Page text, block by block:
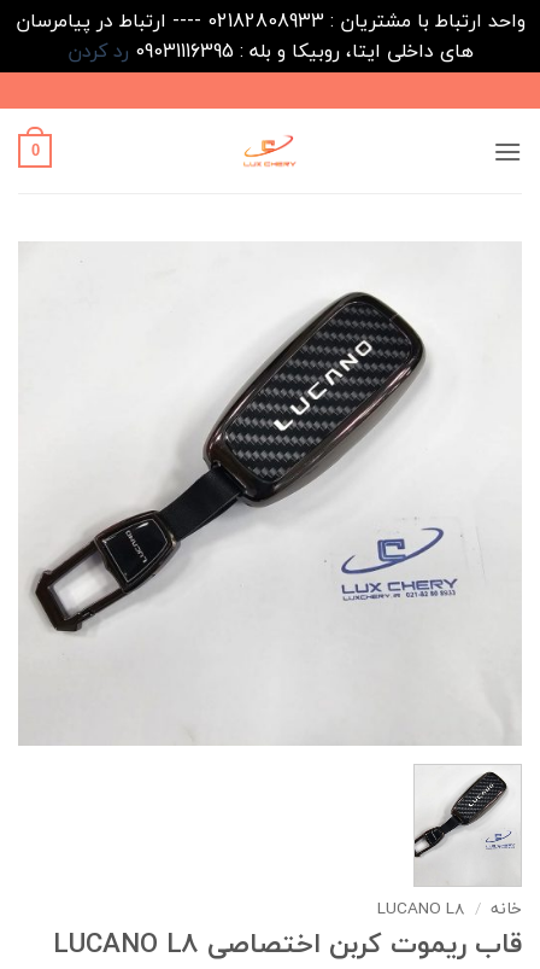
واحد ارتباط با مشتریان : 02182808933 ---- ارتباط در پیامرسان
های داخلی ایتا، روبیکا و بله : 09031116395
رد کردن
to
content
0
خانه /
LUCANO L8
قاب ریموت کربن اختصاصی LUCANO L8